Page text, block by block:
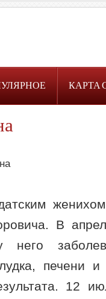
КАРТА
В
него
печени
12